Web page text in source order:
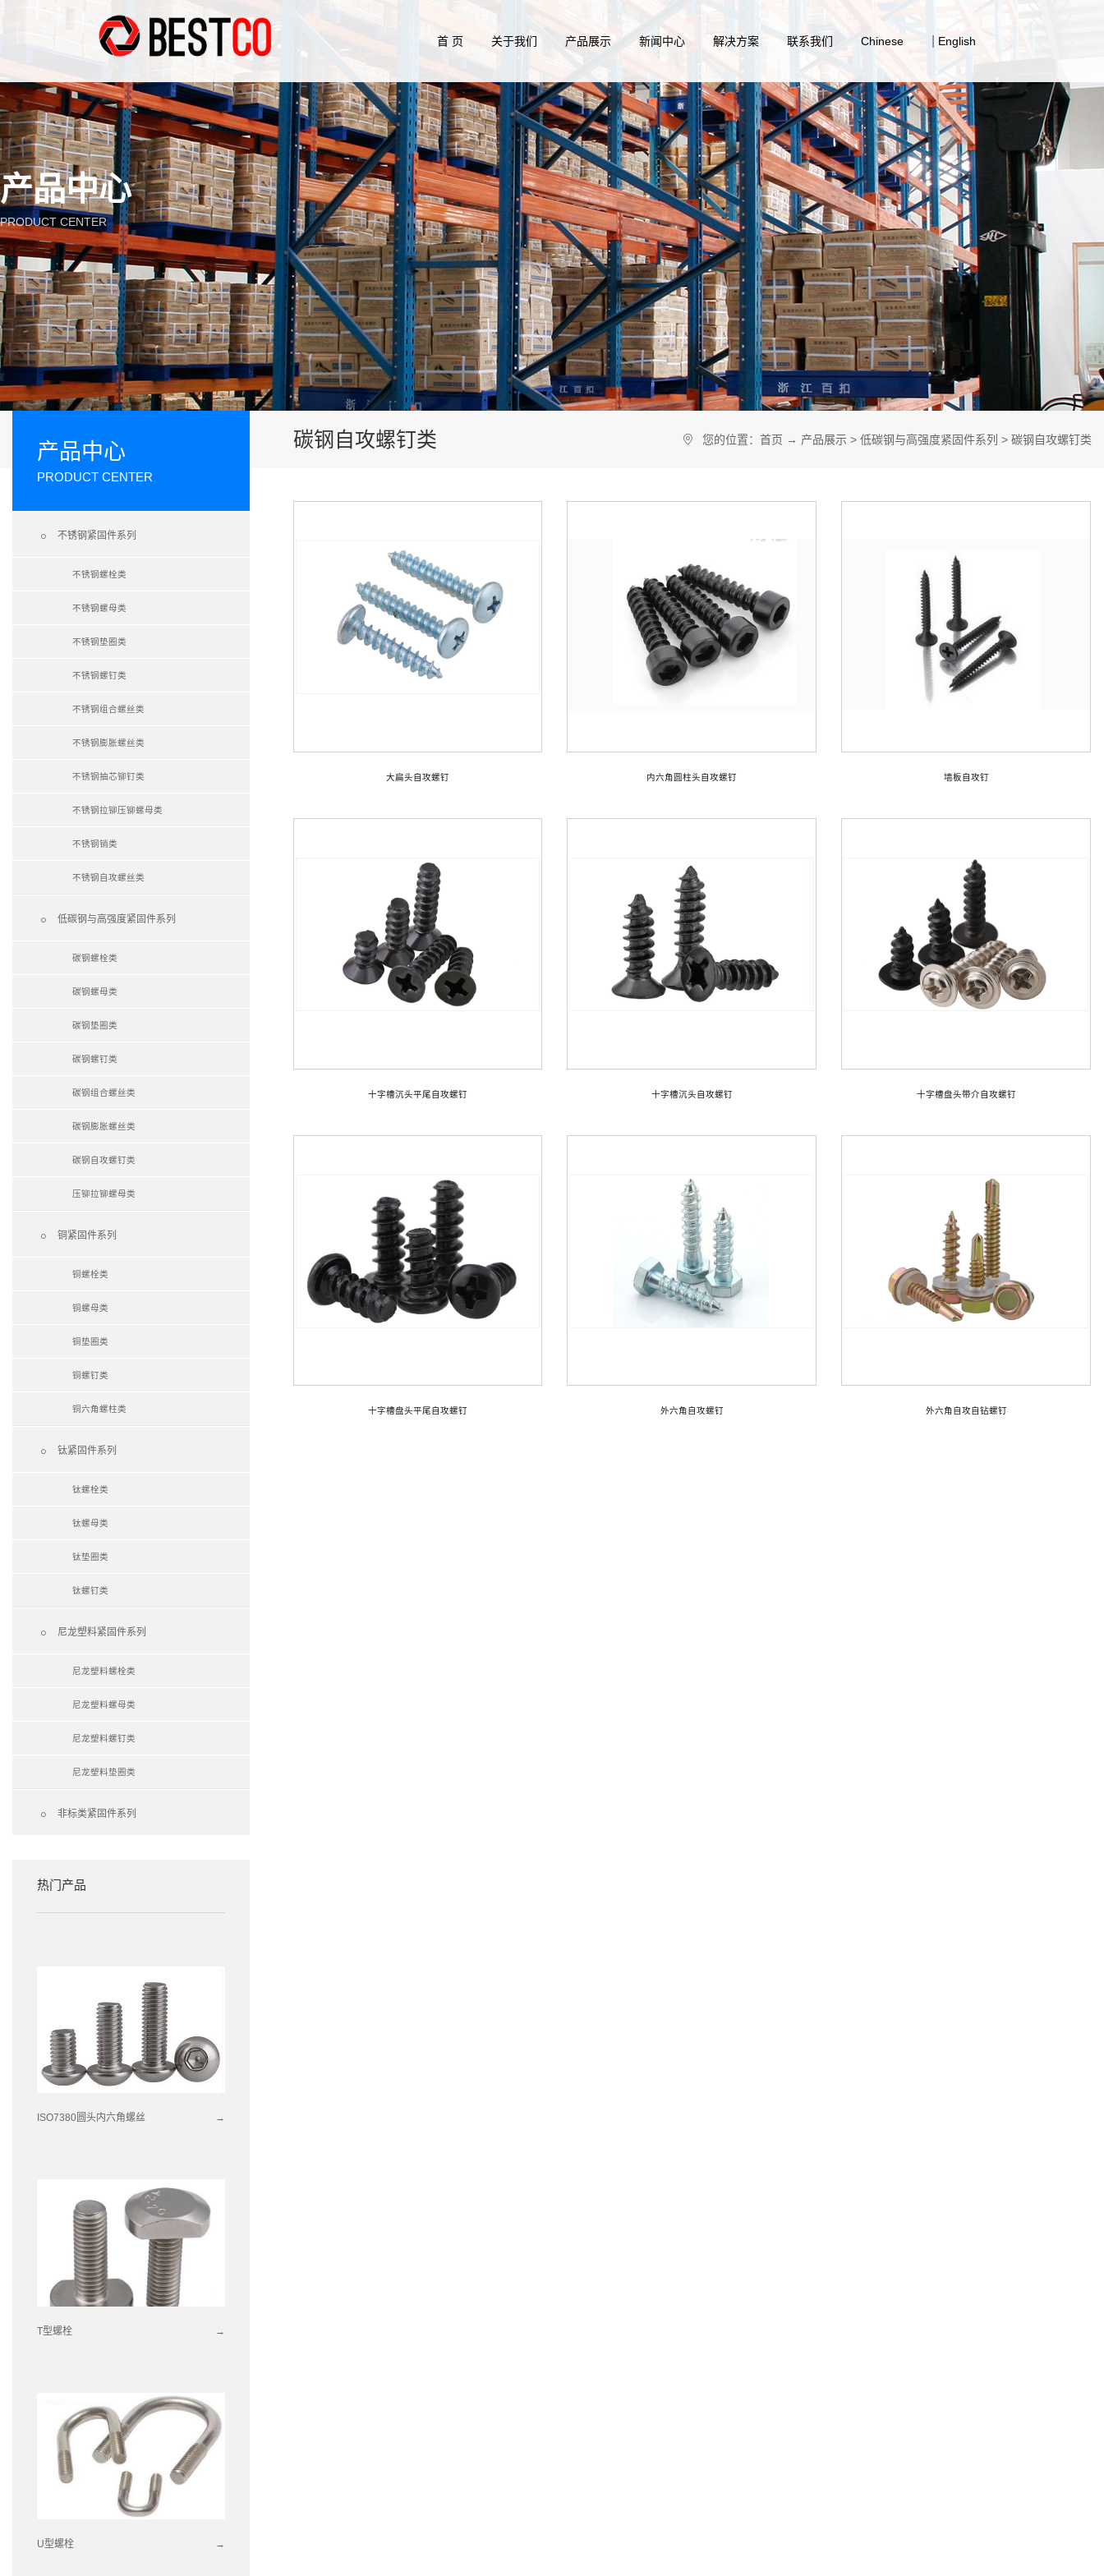
首 页 关于我们
公司风采
资质证书
产品展示
不锈钢紧固件系列
低碳钢与高强度紧固件系列
铜紧固件系列
钛紧固件系列
尼龙塑料紧固件系列
非标类紧固件系列
新闻中心
公司新闻
行业新闻
常见问题
解决方案
风电塔筒系统解决方案
管廊行业解决方案
通讯设备行业解决方案
薄板连接铆接系统解决方案
水处理行业解决方案
商用车紧固件解决方案
光伏行业解决方案
新能源电池行业解决方案
联系我们 Chinese English
产品中心
PRODUCT CENTER
产品中心
PRODUCT CENTER
 不锈钢紧固件系列
不锈钢螺栓类
不锈钢螺母类
不锈钢垫圈类
不锈钢螺钉类
不锈钢组合螺丝类
不锈钢膨胀螺丝类
不锈钢抽芯铆钉类
不锈钢拉铆压铆螺母类
不锈钢销类
不锈钢自攻螺丝类
 低碳钢与高强度紧固件系列
碳钢螺栓类
碳钢螺母类
碳钢垫圈类
碳钢螺钉类
碳钢组合螺丝类
碳钢膨胀螺丝类
碳钢自攻螺钉类
压铆拉铆螺母类
 铜紧固件系列
铜螺栓类
铜螺母类
铜垫圈类
铜螺钉类
铜六角螺柱类
 钛紧固件系列
钛螺栓类
钛螺母类
钛垫圈类
钛螺钉类
 尼龙塑料紧固件系列
尼龙塑料螺栓类
尼龙塑料螺母类
尼龙塑料螺钉类
尼龙塑料垫圈类
 非标类紧固件系列
热门产品
→
ISO7380圆头内六角螺丝
→
T型螺栓
→
U型螺栓
碳钢自攻螺钉类 您的位置： 首页 → 产品展示 > 低碳钢与高强度紧固件系列 > 碳钢自攻螺钉类
大扁头自攻螺钉 内六角圆柱头自攻螺钉 墙板自攻钉
十字槽沉头平尾自攻螺钉 十字槽沉头自攻螺钉 十字槽盘头带介自攻螺钉
十字槽盘头平尾自攻螺钉 外六角自攻螺钉 外六角自攻自钻螺钉